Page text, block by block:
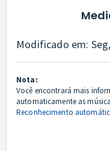
Modificado em:
Nota:
Você encontrará mais
automaticamente as
Reconhecimento